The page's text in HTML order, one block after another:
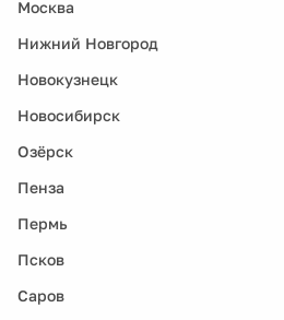
Москва
Нижний Новгород
Новокузнецк
Новосибирск
Озёрск
Пенза
Пермь
Псков
Саров